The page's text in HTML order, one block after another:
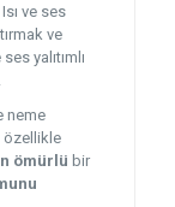
Isı ve ses
ve
yalıtımlı
neme
özellikle
ömürlü bir